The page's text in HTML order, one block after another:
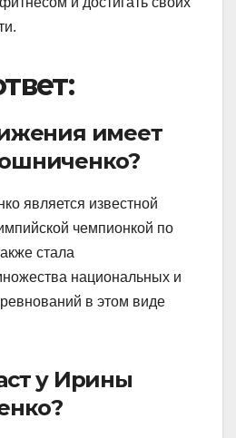
имеет
является известной
чемпионкой по
стала
национальных и
в этом виде
у Ирины